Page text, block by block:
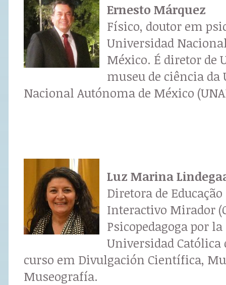
Ernesto Márquez
Físico, doutor em
Universidad
México. É diretor de
museu de ciência da
Nacional Autónoma de México
Luz Marina
Diretora de
Interactivo Mirador
Psicopedagoga por
Universidad Católica
curso em Divulgación Científica,
Museografía.